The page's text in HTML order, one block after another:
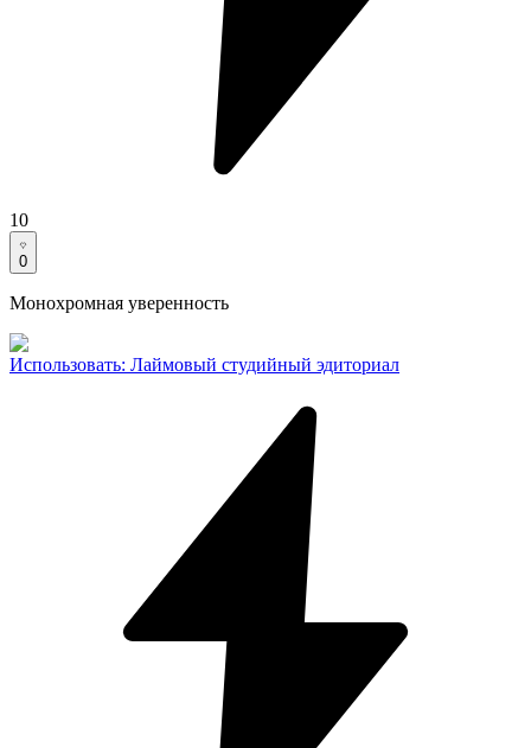
10
0
Монохромная уверенность
Использовать: Лаймовый студийный эдиториал